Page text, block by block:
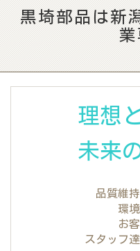
黒埼部品は新
理想
未来
品質維
環
お
スタッフ